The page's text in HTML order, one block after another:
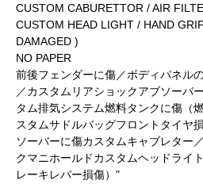
CUSTOM CABURETTOR / AIR
CUSTOM HEAD LIGHT / HAND
DAMAGED )
NO PAPER
前後フェンダーに傷／ボディパネル
／カスタムリアショックアブソーバ
タム排気システム燃料タンクに傷（
スタムサドルバッグフロントタイヤ
ソーバーに傷カスタムキャブレター
クマニホールドカスタムヘッドライ
レーキレバー損傷）"